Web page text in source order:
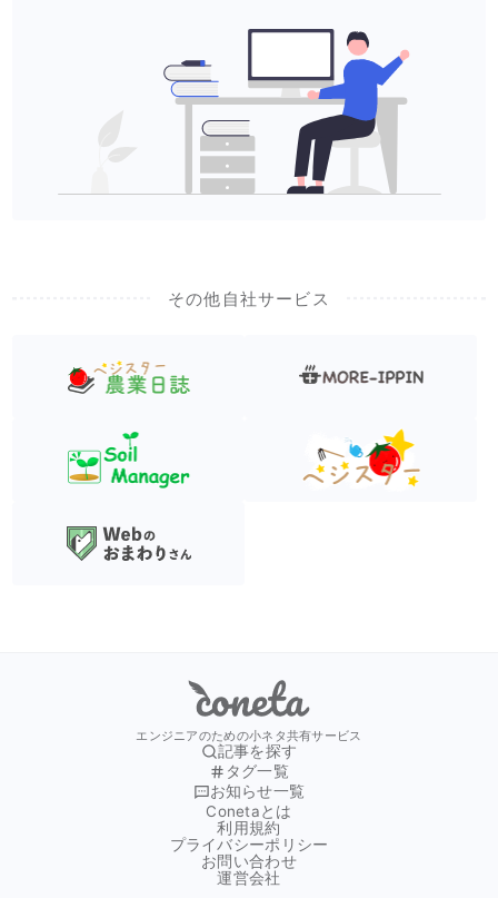
その他自社サービス
Coneta
エンジニアのための小ネタ共有サービス
Conetaとは
利用規約
プライバシーポリシー
お問い合わせ
運営会社
記事を探す
タグ一覧
お知らせ一覧